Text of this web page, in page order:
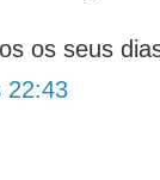
os seus
22:43